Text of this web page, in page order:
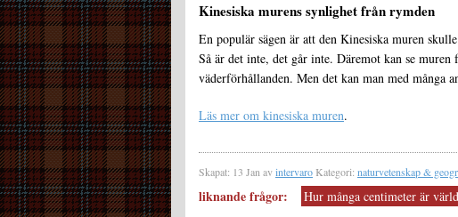
Kinesiska murens synlighet från rymden
En populär sägen är att den Kinesiska muren
Så är det inte, det går inte. Däremot kan se
väderförhållanden. Men det kan man med många
Läs mer om kinesiska muren.
Skapat: 13 Jan avintervaro Kategori: naturvetenskap &
liknande frågor: Hur många centimeter är